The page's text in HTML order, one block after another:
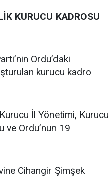
KURUCU KADROSU
Ordu’daki
kurucu kadro
İl Yönetimi, Kurucu
ve Ordu’nun 19
Cihangir Şimşek